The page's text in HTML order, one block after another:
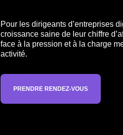
Pour les dirigeants d’entreprises
croissance saine de leur chiffre
face à la pression et à la charge
activité.
PRENDRE RENDEZ-VOUS